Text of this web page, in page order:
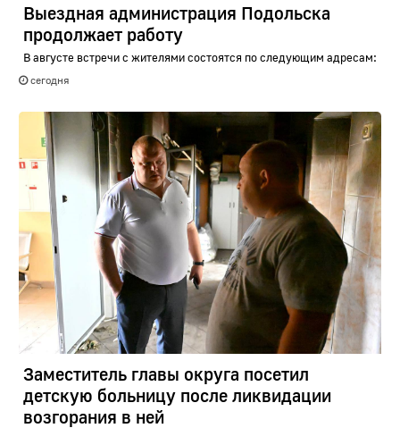
Выездная администрация Подольска
продолжает работу
В августе встречи с жителями состоятся по следующим адресам:
сегодня
Заместитель главы округа посетил
детскую больницу после ликвидации
возгорания в ней